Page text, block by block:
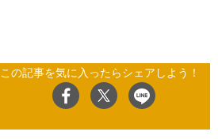
この記事を気に入ったらシェアしよう！